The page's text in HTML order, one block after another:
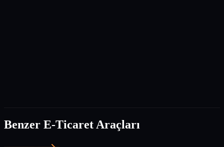
Benzer E-TicaretAraçları